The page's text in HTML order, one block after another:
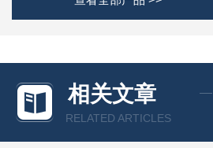
相关文章
RELATED ARTICLES